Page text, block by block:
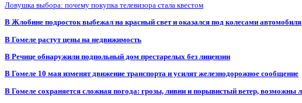
Ловушка выбора: почему покупка телевизора стала квестом
В Жлобине подросток выбежал на красный свет и оказался под колесами автомобиля
В Гомеле растут цены на недвижимость
В Речице обнаружили подпольный дом престарелых без лицензии
В Гомеле 10 мая изменят движение транспорта и усилят железнодорожное сообщение
В Гомеле сохраняется сложная погода: грозы, ливни и порывистый ветер, возможны